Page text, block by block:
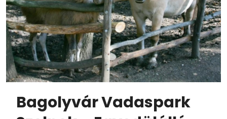
Bagolyvár Vadaspark